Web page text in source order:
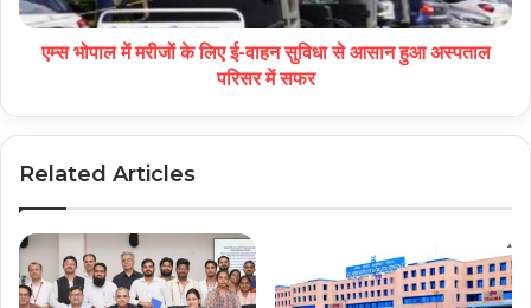
एम्स भोपाल में मरीजों के लिए ई-वाहन सुविधा से आसान हुआ अस्पताल
परिसर में सफर
Related Articles